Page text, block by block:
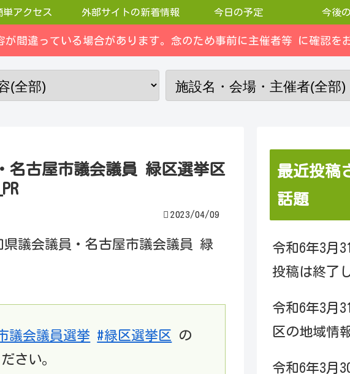
単アクセス 外部サイトの新着情報 今日の予定 今後
間違っている場合があります。念のため事前に主催者等 に確認を
名古屋市議会議員 緑区選挙区
2023/04/09
県議会議員・名古屋市議会議員 緑
議会議員選挙 #緑区選挙区
の
さい。
最近投稿
話題
令和6年3月
投稿は終了
令和6年3月
区の地域情
令和6年3月